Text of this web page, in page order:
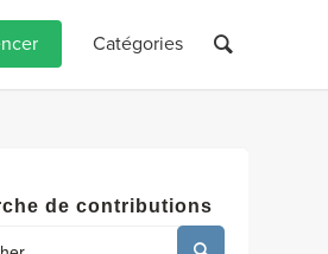
Catégories
de contributions